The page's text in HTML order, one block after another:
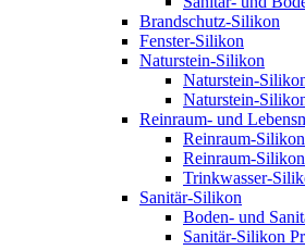
Brandschutz-Silikon
Fenster-Silikon
Naturstein-Silikon
Naturstein-
Naturstein-
Reinraum- und
Reinraum-Silikon
Reinraum-
Trinkwasser-
Sanitär-Silikon
Boden- und
Sanitär-Silikon